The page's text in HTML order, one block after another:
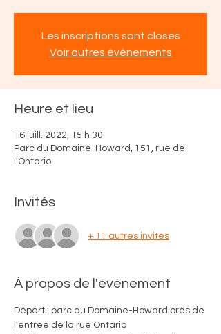
Les inscriptions sont closes
Voir autres événements
Heure et lieu
16 juill. 2022, 15 h 30
Parc du Domaine-Howard, 151, rue de
l'Ontario
Invités
+ 11 autres invités
À propos de l'événement
Départ : parc du Domaine-Howard près de
l'entrée de la rue Ontario